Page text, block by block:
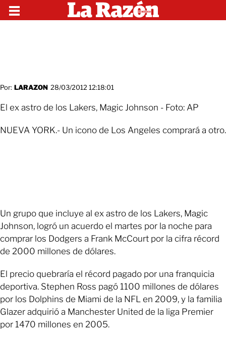
Por: LARAZON 28/03/2012 12:18:01
El ex astro de los Lakers, Magic Johnson - Foto: AP
NUEVA YORK.- Un icono de Los Angeles comprará a otro.
Un grupo que incluye al ex astro de los Lakers, Magic
Johnson, logró un acuerdo el martes por la noche para
comprar los Dodgers a Frank McCourt por la cifra récord
de 2000 millones de dólares.
El precio quebraría el récord pagado por una franquicia
deportiva. Stephen Ross pagó 1100 millones de dólares
por los Dolphins de Miami de la NFL en 2009, y la familia
Glazer adquirió a Manchester United de la liga Premier
por 1470 millones en 2005.